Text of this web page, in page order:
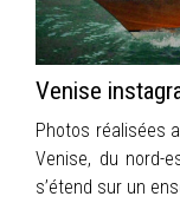
Venise
Photos réalisées
Venise, du nord-
s’étend sur un